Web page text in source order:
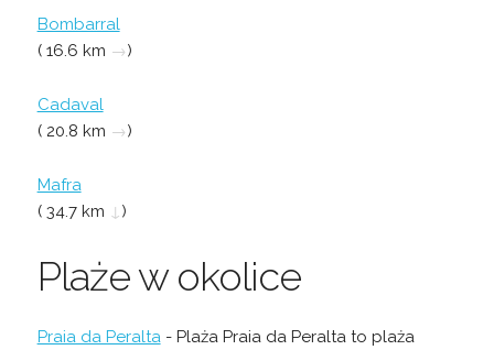
Bombarral
( 16.6 km →)
Cadaval
( 20.8 km →)
Mafra
( 34.7 km ↓)
Plaże w okolice
Praia da Peralta- Plaża Praia da Peralta to plaża